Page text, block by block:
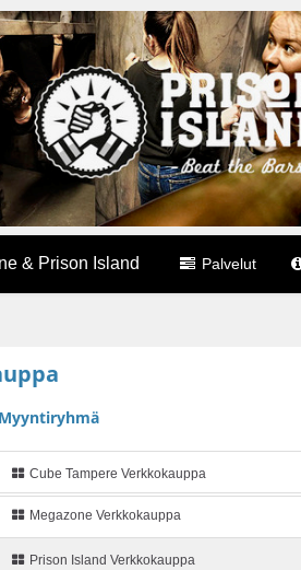
& Prison Island Palvelut
Myyntiryhmä
Cube Tampere Verkkokauppa
Megazone Verkkokauppa
Prison Island Verkkokauppa